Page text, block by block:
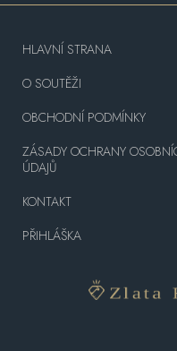
HLAVNÍ STRANA
O SOUTĚŽI
OBCHODNÍ PODMÍNKY
ZÁSADY OCHRANY
ÚDAJŮ
KONTAKT
PŘIHLÁŠKA